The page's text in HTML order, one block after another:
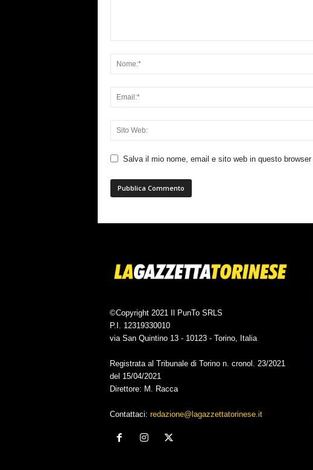
Salva il mio nome, email e sito web in questo
©Copyright 2021 Il PunTo SRLS
P.I. 12319330010
via San Quintino 13 - 10123 - Torino, Italia
Registrata al Tribunale di Torino n. cronol. 23/2021
del 15/04/2021
Direttore: M. Racca
Contattaci: redazione@lagazzettatorinese.it